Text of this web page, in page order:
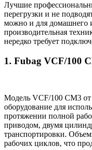
Лучшие
перегрузки и не
можно и для домашнего
производительная
нередко требует
1. Fubag VCF/100
Модель VCF/100 CM3 от
оборудование для
протяжении полной
приводом, двумя
транспортировки.
рабочих циклов, что